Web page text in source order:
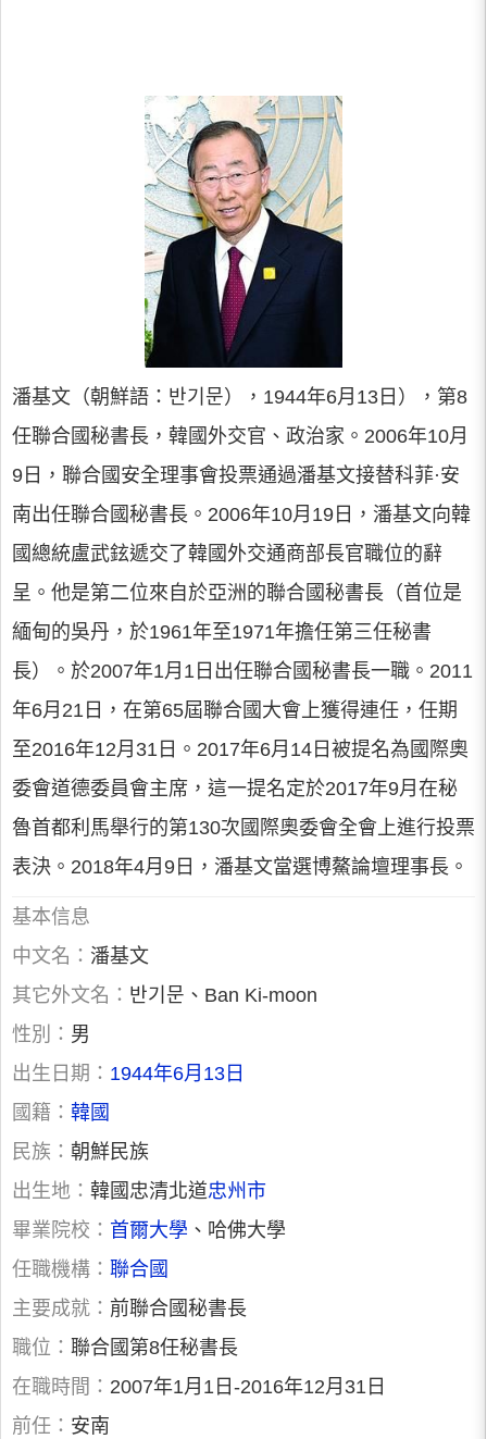
潘基文（朝鮮語：반기문），1944年6月13日），第8
任聯合國秘書長，韓國外交官、政治家。2006年10月
9日，聯合國安全理事會投票通過潘基文接替科菲·安
南出任聯合國秘書長。2006年10月19日，潘基文向韓
國總統盧武鉉遞交了韓國外交通商部長官職位的辭
呈。他是第二位來自於亞洲的聯合國秘書長（首位是
緬甸的吳丹，於1961年至1971年擔任第三任秘書
長）。於2007年1月1日出任聯合國秘書長一職。2011
年6月21日，在第65屆聯合國大會上獲得連任，任期
至2016年12月31日。2017年6月14日被提名為國際奧
委會道德委員會主席，這一提名定於2017年9月在秘
魯首都利馬舉行的第130次國際奧委會全會上進行投票
表決。2018年4月9日，潘基文當選博鰲論壇理事長。
基本信息
中文名： 潘基文
其它外文名： 반기문、Ban Ki-moon
性別： 男
出生日期： 1944年6月13日
國籍： 韓國
民族： 朝鮮民族
出生地： 韓國忠清北道忠州市
畢業院校： 首爾大學 、哈佛大學
任職機構： 聯合國
主要成就： 前聯合國秘書長
職位： 聯合國第8任秘書長
在職時間： 2007年1月1日-2016年12月31日
前任： 安南